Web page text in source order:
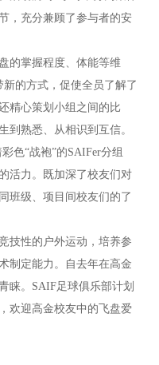
，充分兼顾了参与者的安
的掌握程度、体能等维
的方式，促使全员了解了
精心策划小组之间的比
到熟悉、从相识到互信。
色“战袍”的SAIFer分组
活力。既加深了校友们对
班级、项目间校友们的了
技性的户外运动，培养参
制定能力。自去年在高金
睐。SAIF足球俱乐部计划
欢迎高金校友中的飞盘爱